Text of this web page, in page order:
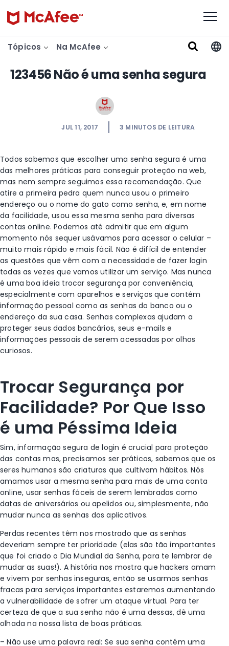
Tópicos Na McAfee
123456 Não é uma senha segura
JUL 11, 2017 3 MINUTOS DE LEITURA
Todos sabemos que escolher uma senha segura é uma
das melhores práticas para conseguir proteção na web,
mas nem sempre seguimos essa recomendação. Que
atire a primeira pedra quem nunca usou o primeiro
endereço ou o nome do gato como senha, e, em nome
da facilidade, usou essa mesma senha para diversas
contas online. Podemos até admitir que em algum
momento nós sequer usávamos para acessar o celular –
muito mais rápido e mais fácil. Não é difícil de entender
as questões que vêm com a necessidade de fazer login
todas as vezes que vamos utilizar um serviço. Mas nunca
é uma boa ideia trocar segurança por conveniência,
especialmente com aparelhos e serviços que contém
informação pessoal como as senhas do banco ou o
endereço da sua casa. Senhas complexas ajudam a
proteger seus dados bancários, seus e-mails e
informações pessoais de serem acessadas por olhos
curiosos.
Trocar Segurança por
Facilidade? Por Que Isso
é uma Péssima Ideia
Sim, informação segura de login é crucial para proteção
das contas mas, precisamos ser práticos, sabemos que os
seres humanos são criaturas que cultivam hábitos. Nós
amamos usar a mesma senha para mais de uma conta
online, usar senhas fáceis de serem lembradas como
datas de aniversários ou apelidos ou, simplesmente, não
mudar nunca as senhas dos aplicativos.
Perdas recentes têm nos mostrado que as senhas
deveriam sempre ter prioridade (elas são tão importantes
que foi criado o Dia Mundial da Senha, para te lembrar de
mudar as suas!). A história nos mostra que hackers amam
e vivem por senhas inseguras, então se usarmos senhas
fracas para serviços importantes estaremos aumentando
a vulnerabilidade de sofrer um ataque virtual. Para ter
certeza de que a sua senha não é uma dessas, dê uma
olhada na nossa lista de boas práticas.
– Não use uma palavra real: Se sua senha contém uma